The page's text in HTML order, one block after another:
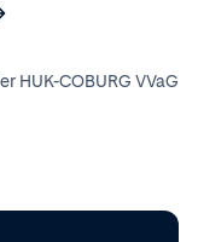
HUK-COBURG VVaG